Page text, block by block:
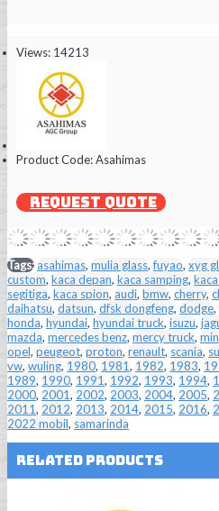
Views: 14213
Product Code:Asahimas
REQUEST QUOTE
Tags:asahimas, mulia glass,fuyao, xyg
custom, kaca depan, kaca samping,
segitiga, kaca spion, audi, bmw, cherry,
daihatsu, datsun, dfsk dongfeng, dodge,
honda, hyundai, hyundai truck, isuzu,
mazda, mercedes benz, mercy truck,
opel, peugeot, proton, renault, scania,
vw, wuling, 1980, 1981, 1982, 1983,
1989, 1990, 1991, 1992, 1993, 1994,
2000, 2001, 2002, 2003, 2004, 2005,
2011, 2012, 2013, 2014, 2015, 2016,
2022 mobil, samarinda
Related Products